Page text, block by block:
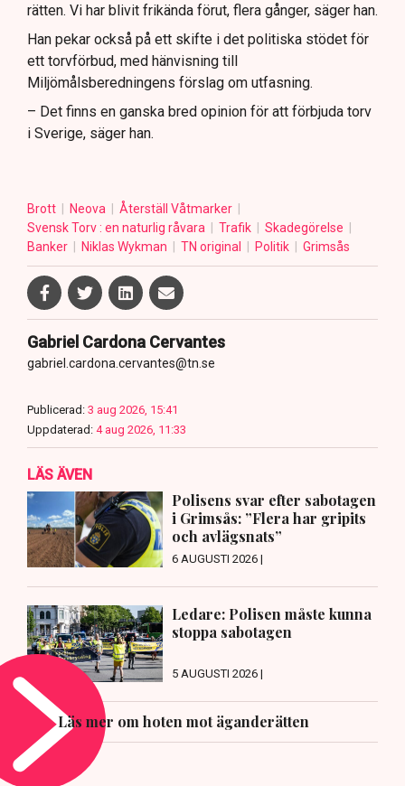
rätten. Vi har blivit frikända förut, flera gånger, säger han.
Han pekar också på ett skifte i det politiska stödet för
ett torvförbud, med hänvisning till
Miljömålsberedningens förslag om utfasning.
– Det finns en ganska bred opinion för att förbjuda torv
i Sverige, säger han.
Brott Neova
Återställ Våtmarker
Svensk Torv : en naturlig råvara
Trafik
Skadegörelse
Banker
Niklas Wykman TN original Politik Grimsås
Gabriel Cardona Cervantes
gabriel.cardona.cervantes@tn.se
Publicerad: 3 aug 2026, 15:41
Uppdaterad: 4 aug 2026, 11:33
LÄS ÄVEN
Polisens svar efter sabotagen
i Grimsås: ”Flera har gripits
och avlägsnats”
6 AUGUSTI 2026 |
Ledare: Polisen måste kunna
stoppa sabotagen
5 AUGUSTI 2026 |
Läs mer om hoten mot äganderätten